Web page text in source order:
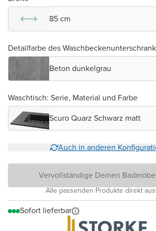
85 cm
Detailfarbe des
Beton dunkelgrau
Waschtisch: Serie, Material und Farbe
Scuro Quarz Schwarz matt
Auch in anderen
Vervollständige Deinen
Alle passenden Produkte direkt
Sofort lieferbar